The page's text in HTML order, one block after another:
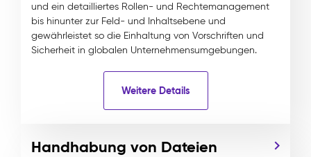
und ein detailliertes Rollen- und Rechtemanagement
bis hinunter zur Feld- und Inhaltsebene und
gewährleistet so die Einhaltung von Vorschriften und
Sicherheit in globalen Unternehmensumgebungen.
Weitere Details
Handhabung von Dateien